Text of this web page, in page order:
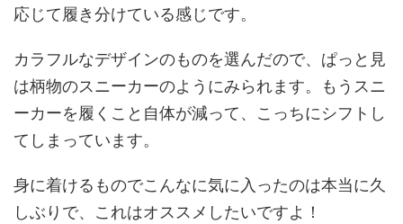
応じて履き分けている感じです。
カラフルなデザインのものを選んだので、ぱっと見
は柄物のスニーカーのようにみられます。もうスニ
ーカーを履くこと自体が減って、こっちにシフトし
てしまっています。
身に着けるものでこんなに気に入ったのは本当に久
しぶりで、これはオススメしたいですよ！